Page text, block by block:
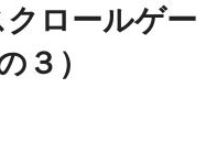
ロールゲー
３）